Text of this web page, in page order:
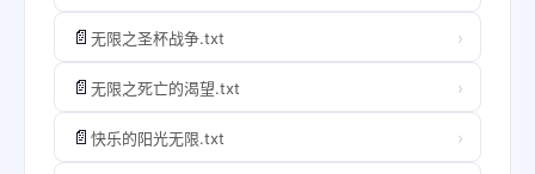
📄 无限之圣杯战争.txt ›
📄 无限之死亡的渴望.txt ›
📄 快乐的阳光无限.txt ›